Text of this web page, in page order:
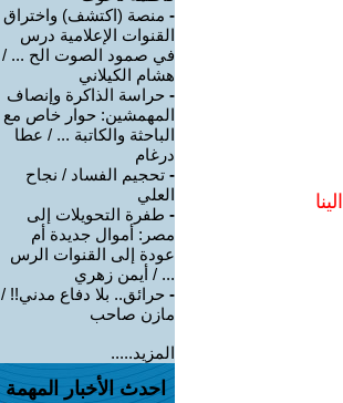
- منصة (اكتشف) واختراق
القنوات الإعلامية درس
في صمود الصوت الح ... /
هشام الكيلاني
- حراسة الذاكرة وإنصاف
المهمشين: حوار خاص مع
الباحثة والكاتبة ... / عطا
درغام
- تحجيم الفساد / نجاح
العلي
- طفرة التحويلات إلى
مصر: أموال جديدة أم
عودة إلى القنوات الرس
... / أيمن زهري
- حرائق.. بلا دفاع مدني!! /
مازن صاحب
المزيد.....
احدث الأخبار المهمة